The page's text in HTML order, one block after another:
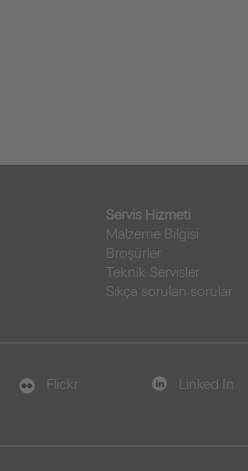
Servis Hizmeti
Malzeme Bilgisi
Broşürler
Teknik Servisler
Sıkça sorulan sorular
Flickr
Linked In